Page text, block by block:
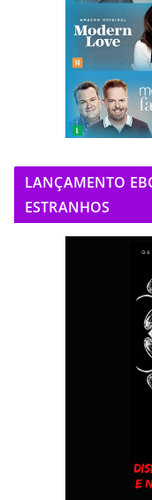
LANÇAMENTO
ESTRANHOS